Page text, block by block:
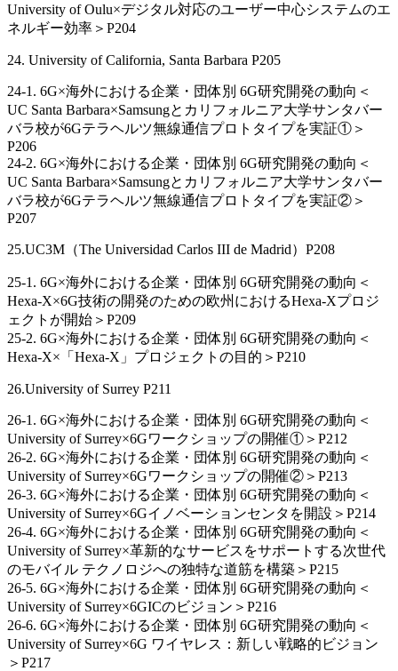
University of Oulu×デジタル対応のユーザー中心システムのエ
ネルギー効率＞P204
24. University of California, Santa Barbara P205
24-1. 6G×海外における企業・団体別 6G研究開発の動向＜
UC Santa Barbara×Samsungとカリフォルニア大学サンタバー
バラ校が6Gテラヘルツ無線通信プロトタイプを実証①＞
P206
24-2. 6G×海外における企業・団体別 6G研究開発の動向＜
UC Santa Barbara×Samsungとカリフォルニア大学サンタバー
バラ校が6Gテラヘルツ無線通信プロトタイプを実証②＞
P207
25.UC3M（The Universidad Carlos III de Madrid）P208
25-1. 6G×海外における企業・団体別 6G研究開発の動向＜
Hexa-X×6G技術の開発のための欧州におけるHexa-Xプロジ
ェクトが開始＞P209
25-2. 6G×海外における企業・団体別 6G研究開発の動向＜
Hexa-X×「Hexa-X」プロジェクトの目的＞P210
26.University of Surrey P211
26-1. 6G×海外における企業・団体別 6G研究開発の動向＜
University of Surrey×6Gワークショップの開催①＞P212
26-2. 6G×海外における企業・団体別 6G研究開発の動向＜
University of Surrey×6Gワークショップの開催②＞P213
26-3. 6G×海外における企業・団体別 6G研究開発の動向＜
University of Surrey×6Gイノベーションセンタを開設＞P214
26-4. 6G×海外における企業・団体別 6G研究開発の動向＜
University of Surrey×革新的なサービスをサポートする次世代
のモバイル テクノロジへの独特な道筋を構築＞P215
26-5. 6G×海外における企業・団体別 6G研究開発の動向＜
University of Surrey×6GICのビジョン＞P216
26-6. 6G×海外における企業・団体別 6G研究開発の動向＜
University of Surrey×6G ワイヤレス：新しい戦略的ビジョン
＞P217